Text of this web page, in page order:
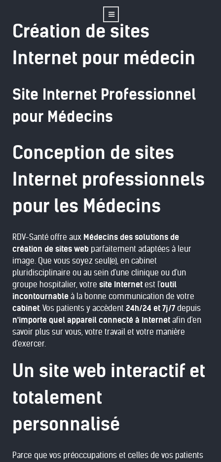
Création de sites
Internet pour médecin
Site Internet Professionnel
pour Médecins
Conception de sites
Internet professionnels
pour les Médecins
RDV-Santé offre aux Médecins des solutions de
création de sites web parfaitement adaptées à leur
image. Que vous soyez seul(e), en cabinet
pluridisciplinaire ou au sein d'une clinique ou d'un
groupe hospitalier, votre site Internet est l'outil
incontournable à la bonne communication de votre
cabinet. Vos patients y accèdent 24h/24 et 7j/7depuis
n'importe quel appareil connecté à Internet afin d'en
savoir plus sur vous, votre travail et votre manière
d'exercer.
Un site web interactif et
totalement
personnalisé
Parce que vos préoccupations et celles de vos patients